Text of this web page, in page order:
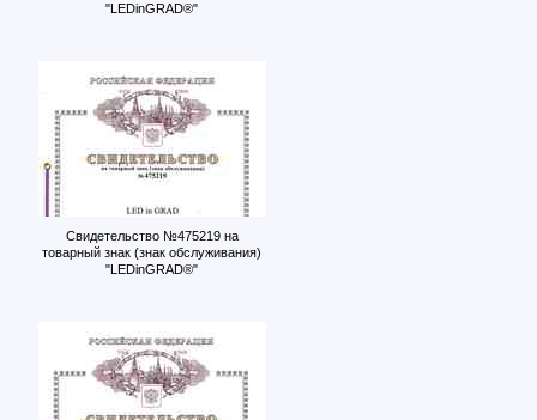
"LEDinGRAD®"
Свидетельство №475219 на
товарный знак (знак обслуживания)
"LEDinGRAD®"